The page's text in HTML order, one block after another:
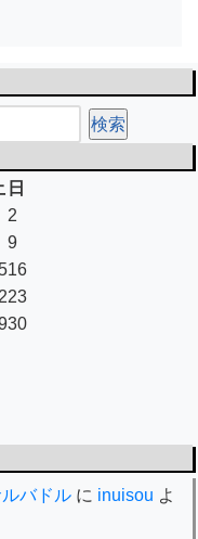
日
2
9
16
23
30
バドル に inuisou よ